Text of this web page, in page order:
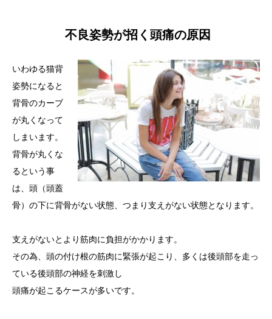
不良姿勢が招く頭痛の原因
いわゆる猫背
姿勢になると
背骨のカーブ
が丸くなって
しまいます。
背骨が丸くな
るという事
は、頭（頭蓋
骨）の下に背骨がない状態、つまり支えがない状態となります。
支えがないとより筋肉に負担がかかります。
その為、頭の付け根の筋肉に緊張が起こり、多くは後頭部を走っ
ている後頭部の神経を刺激し
頭痛が起こるケースが多いです。